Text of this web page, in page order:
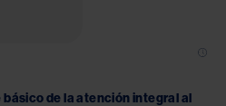
de la atención integral al